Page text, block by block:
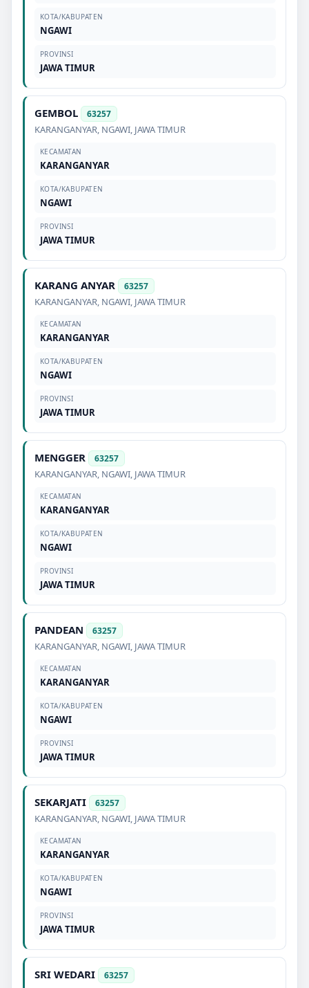
KOTA/KABUPATEN
NGAWI
PROVINSI
JAWA TIMUR
GEMBOL 63257
KARANGANYAR, NGAWI, JAWA TIMUR
KECAMATAN
KARANGANYAR
KOTA/KABUPATEN
NGAWI
PROVINSI
JAWA TIMUR
KARANG ANYAR 63257
KARANGANYAR, NGAWI, JAWA TIMUR
KECAMATAN
KARANGANYAR
KOTA/KABUPATEN
NGAWI
PROVINSI
JAWA TIMUR
MENGGER 63257
KARANGANYAR, NGAWI, JAWA TIMUR
KECAMATAN
KARANGANYAR
KOTA/KABUPATEN
NGAWI
PROVINSI
JAWA TIMUR
PANDEAN 63257
KARANGANYAR, NGAWI, JAWA TIMUR
KECAMATAN
KARANGANYAR
KOTA/KABUPATEN
NGAWI
PROVINSI
JAWA TIMUR
SEKARJATI 63257
KARANGANYAR, NGAWI, JAWA TIMUR
KECAMATAN
KARANGANYAR
KOTA/KABUPATEN
NGAWI
PROVINSI
JAWA TIMUR
SRI WEDARI 63257